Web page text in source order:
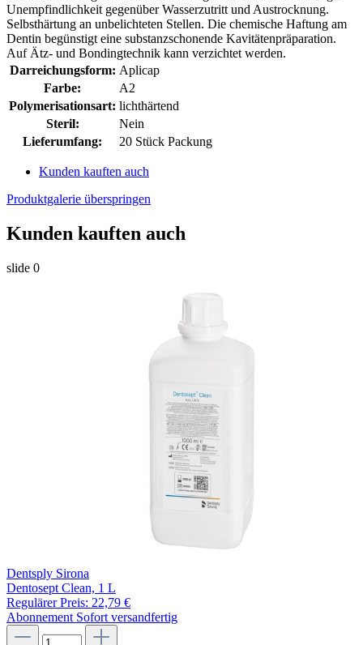
Unempfindlichkeit gegenüber Wasserzutritt und Austrocknung.
Selbsthärtung an unbelichteten Stellen. Die chemische Haftung am
Dentin begünstigt eine substanzschonende Kavitätenpräparation.
Auf Ätz- und Bondingtechnik kann verzichtet werden.
Darreichungsform: Aplicap
Farbe:
A2
Polymerisationsart: lichthärtend
Steril:
Nein
Lieferumfang:
20 Stück Packung
Kunden kauften auch
Produktgalerie überspringen
Kunden kauften auch
slide 0
Dentsply Sirona
Dentosept Clean, 1 L
Regulärer Preis: 22,79 €
Abonnement Sofort versandfertig